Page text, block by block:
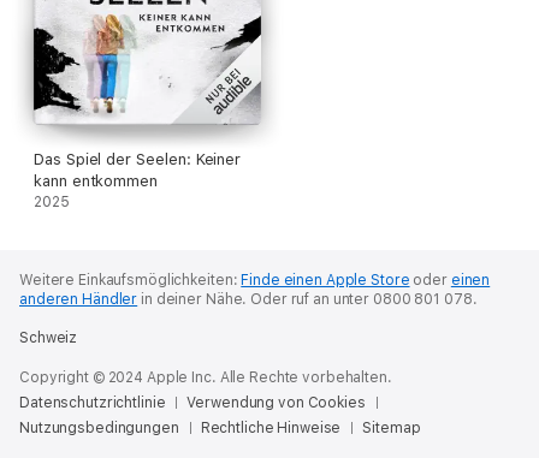
Das Spiel der Seelen: Keiner
kann entkommen
2025
Weitere Einkaufsmöglichkeiten:Finde einen Apple Store oder einen
anderen Händler in deiner Nähe. Oder ruf an unter 0800 801 078.
Schweiz
Copyright © 2024 Apple Inc. Alle Rechte vorbehalten.
Datenschutzrichtlinie
Verwendung von Cookies
Nutzungsbedingungen
Rechtliche Hinweise Sitemap